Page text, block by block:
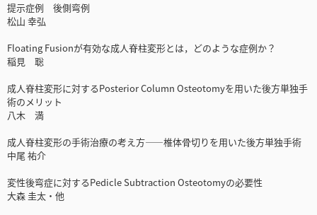
提示症例 後側弯例
松山 幸弘
Floating Fusionが有効な成人脊柱変形とは，どのような症例か？
稲見 聡
成人脊柱変形に対するPosterior Column Osteotomyを用いた後方単独手
術のメリット
八木 満
成人脊柱変形の手術治療の考え方――椎体骨切りを用いた後方単独手術
中尾 祐介
変性後弯症に対するPedicle Subtraction Osteotomyの必要性
大森 圭太・他